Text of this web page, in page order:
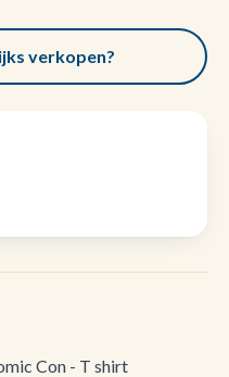
verkopen?
Con - T shirt